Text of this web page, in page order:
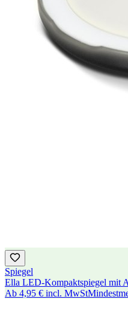
Spiegel
Ella LED-Kompaktspiegel mit
Ab 4,95 € incl. MwSt